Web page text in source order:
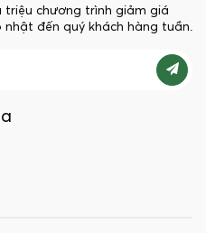
triệu chương trình giảm giá
đến quý khách hàng tuần.